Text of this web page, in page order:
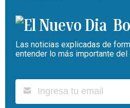
Las noticias explicadas de
entender lo más importante del